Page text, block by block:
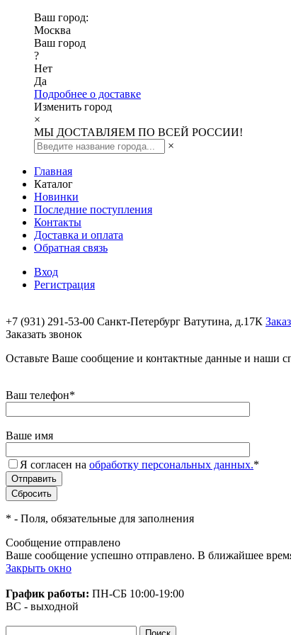
Ваш город:
Москва
Ваш город
?
Нет
Да
Подробнее о доставке
Изменить город
×
МЫ ДОСТАВЛЯЕМ ПО ВСЕЙ РОССИИ!
×
Главная
Каталог
Новинки
Последние поступления
Контакты
Доставка и оплата
Обратная связь
Вход
Регистрация
+7 (931) 291-53-00 Санкт-Петербург Ватутина, д.17К
Заказать звонок
Оставьте Ваше сообщение и контактные данные и наши
Ваш телефон*
Ваше имя
Я согласен на обработку персональных данных.*
* - Поля, обязательные для заполнения
Сообщение отправлено
Ваше сообщение успешно отправлено. В ближайшее
Закрыть окно
График работы: ПН-СБ 10:00-19:00
ВС - выходной